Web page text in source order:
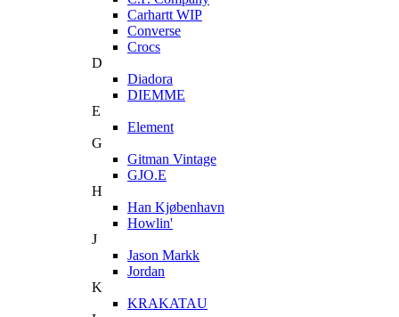
Carhartt WIP
Converse
Crocs
D
Diadora
DIEMME
E
Element
G
Gitman Vintage
GJO.E
H
Han Kjøbenhavn
Howlin'
J
Jason Markk
Jordan
K
KRAKATAU